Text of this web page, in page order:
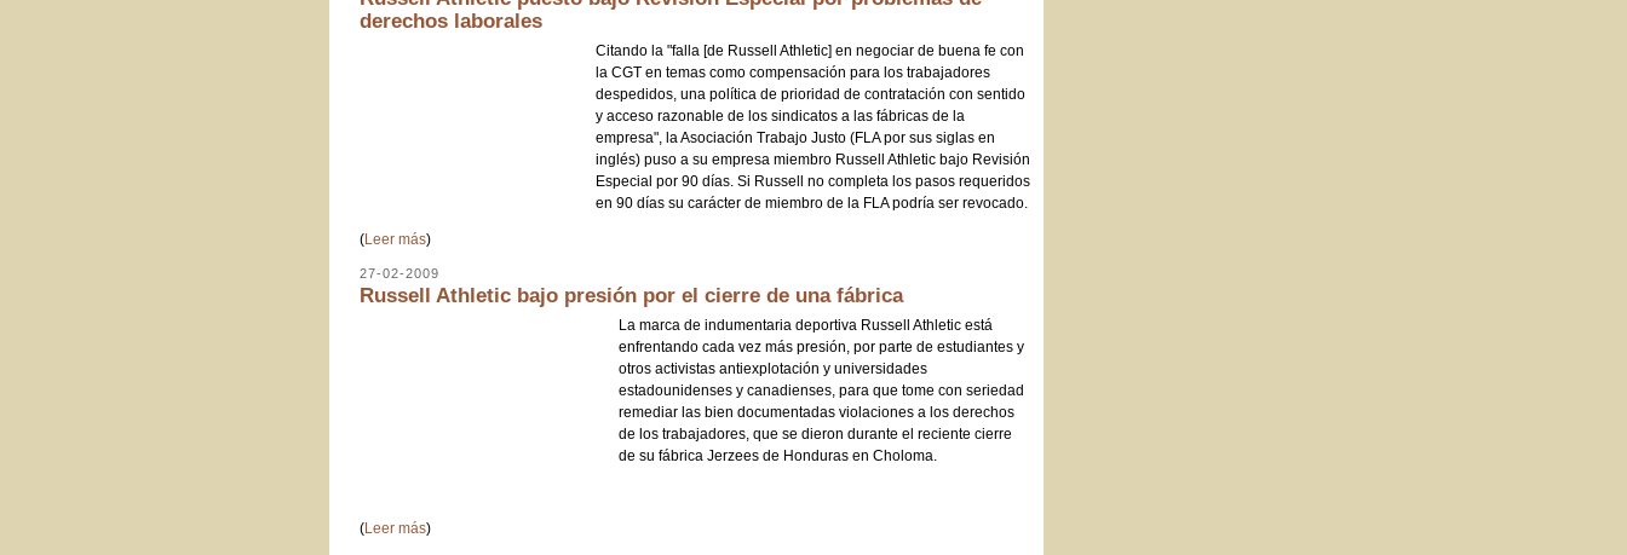
derechos laborales
Citando la "falla [de Russell Athletic] en negociar de buena fe con
la CGT en temas como compensación para los trabajadores
despedidos, una política de prioridad de contratación con sentido
y acceso razonable de los sindicatos a las fábricas de la
empresa", la Asociación Trabajo Justo (FLA por sus siglas en
inglés) puso a su empresa miembro Russell Athletic bajo Revisión
Especial por 90 días. Si Russell no completa los pasos requeridos
en 90 días su carácter de miembro de la FLA podría ser revocado.
(Leer más)
27-02-2009
Russell Athletic bajo presión por el cierre de una fábrica
La marca de indumentaria deportiva Russell Athletic está
enfrentando cada vez más presión, por parte de estudiantes y
otros activistas antiexplotación y universidades
estadounidenses y canadienses, para que tome con seriedad
remediar las bien documentadas violaciones a los derechos
de los trabajadores, que se dieron durante el reciente cierre
de su fábrica Jerzees de Honduras en Choloma.
(Leer más)